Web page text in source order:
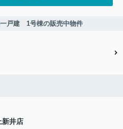
戸建 1号棟の販売中物件
井店